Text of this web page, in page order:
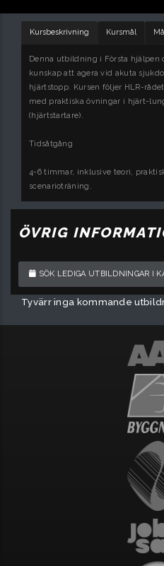
Kursbeskrivning Kursmål
Denna utbildning i Första hjälpen
kunskap att agera vid akuta
hjärtstopp. Kursen följer HLR-
med praktiska övningar i hjärt-
(hjärtstartare).
Tidsåtgång
4-6 timmar, inklusive teori,
scenarioträning.
ÖVRIG
SÖK LEDIGA UTBILDNINGAR I
Tyvärr inga kommande